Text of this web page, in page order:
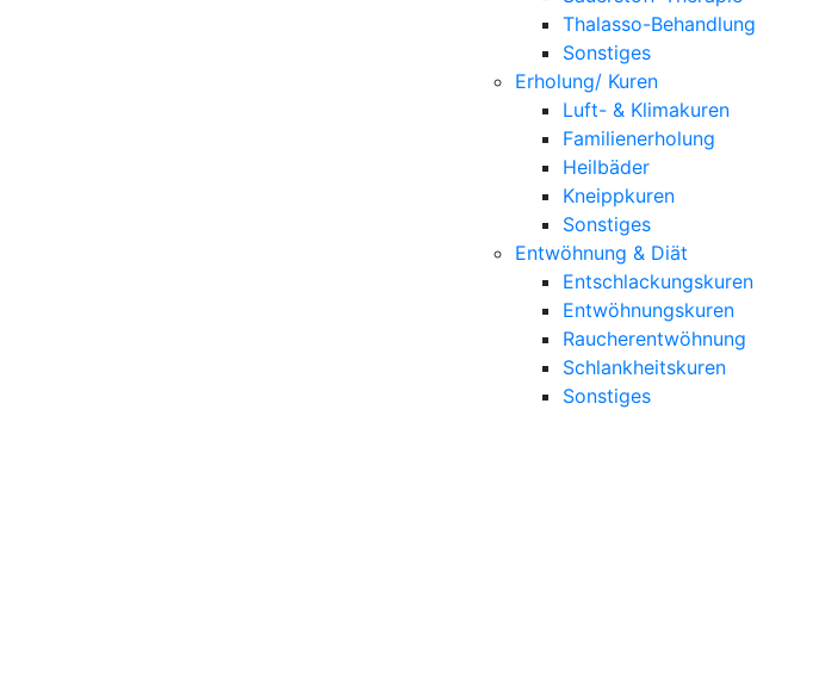
Thalasso-Behandlung
Sonstiges
Erholung/ Kuren
Luft- & Klimakuren
Familienerholung
Heilbäder
Kneippkuren
Sonstiges
Entwöhnung & Diät
Entschlackungskuren
Entwöhnungskuren
Raucherentwöhnung
Schlankheitskuren
Sonstiges